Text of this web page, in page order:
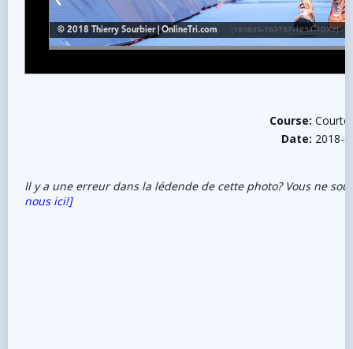
Course: Courte
Date: 2018-
Il y a une erreur dans la lédende de cette photo? Vous ne
nous ici!]